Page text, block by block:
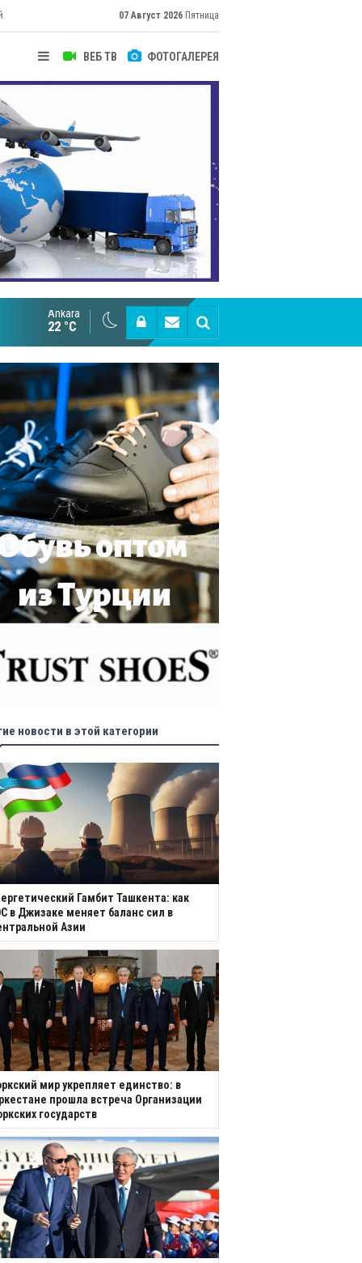
07 Август 2026 Пятница
ВЕБ ТВ ФОТОГАЛЕРЕЯ
Великий Шёлковый путь объединяет таланты в
Ankara
22 °C
новости в этой категории
Гамбит Ташкента: как
в Джизаке меняет баланс сил в
Азии
мир укрепляет единство: в
прошла встреча Организации
государств